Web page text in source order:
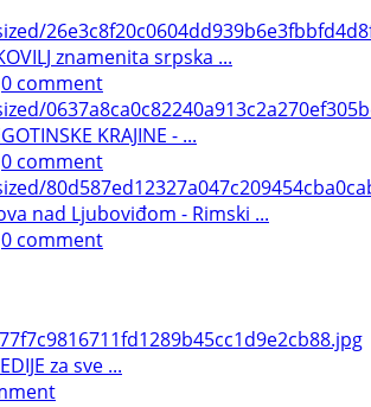
znamenita srpska ...
0 comment
KRAJINE - ...
0 comment
nad Ljuboviđom - Rimski ...
0 comment
za sve ...